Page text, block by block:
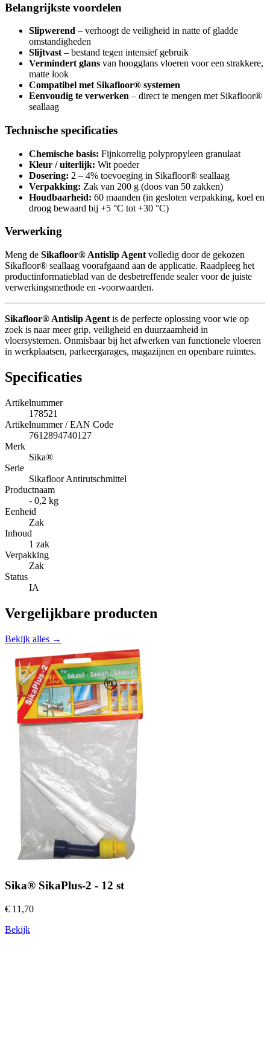
Belangrijkste voordelen
Slipwerend – verhoogt de veiligheid in natte of gladde
omstandigheden
Slijtvast – bestand tegen intensief gebruik
Vermindert glans van hoogglans vloeren voor een strakkere,
matte look
Compatibel met Sikafloor® systemen
Eenvoudig te verwerken – direct te mengen met Sikafloor®
seallaag
Technische specificaties
Chemische basis: Fijnkorrelig polypropyleen granulaat
Kleur / uiterlijk: Wit poeder
Dosering: 2 – 4% toevoeging in Sikafloor® seallaag
Verpakking: Zak van 200 g (doos van 50 zakken)
Houdbaarheid: 60 maanden (in gesloten verpakking, koel en
droog bewaard bij +5 °C tot +30 °C)
Verwerking
Meng de Sikafloor® Antislip Agent volledig door de gekozen
Sikafloor® seallaag voorafgaand aan de applicatie. Raadpleeg het
productinformatieblad van de desbetreffende sealer voor de juiste
verwerkingsmethode en -voorwaarden.
Sikafloor® Antislip Agent is de perfecte oplossing voor wie op
zoek is naar meer grip, veiligheid en duurzaamheid in
vloersystemen. Onmisbaar bij het afwerken van functionele vloeren
in werkplaatsen, parkeergarages, magazijnen en openbare ruimtes.
Specificaties
Artikelnummer
178521
Artikelnummer / EAN Code
7612894740127
Merk
Sika®
Serie
Sikafloor Antirutschmittel
Productnaam
- 0,2 kg
Eenheid
Zak
Inhoud
1 zak
Verpakking
Zak
Status
IA
Vergelijkbare producten
Bekijk alles →
Sika® SikaPlus-2 - 12 st
€ 11,70
Bekijk